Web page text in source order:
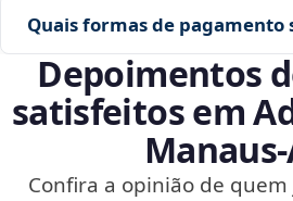
Quais formas de pagamento
Depoimentos
satisfeitos em
Confira a opinião de